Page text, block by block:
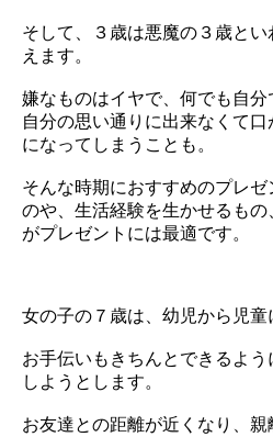
そして、３歳は悪魔の３歳と
えます。
嫌なものはイヤで、何でも自
自分の思い通りに出来なくて
になってしまうことも。
そんな時期におすすめのプレ
のや、生活経験を生かせるも
がプレゼントには最適です。
女の子の７歳は、幼児から児童
お手伝いもきちんとできるよ
しようとします。
お友達との距離が近くなり、